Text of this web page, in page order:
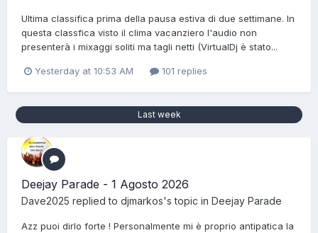
Ultima classifica prima della pausa estiva di due settimane. In
questa classfica visto il clima vacanziero l'audio non
presenterà i mixaggi soliti ma tagli netti (VirtualDj è stato...
Yesterday at 10:53 AM 101 replies
Last week
Deejay Parade - 1 Agosto 2026
Dave2025 replied to djmarkos's topic in Deejay Parade
Azz puoi dirlo forte ! Personalmente mi è proprio antipatica la